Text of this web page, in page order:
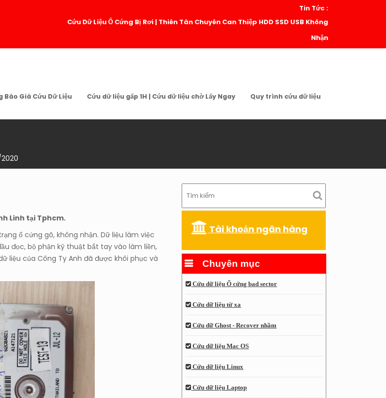
Tin Tức :
Cứu Dữ Liệu Ổ Cứng Bị Rơi | Thiên Tân Chuyên Can Thiệp HDD SSD USB Không
Nhận
Báo Giá Cứu Dữ Liệu Cứu dữ liệu gấp 1H | Cứu dữ liệu chờ Lấy Ngay Quy trình cứu dữ liệu
Linh tại Tphcm.
ổ cứng gõ, không nhận. Dữ liệu làm việc
đọc, bộ phận kỹ thuật bắt tay vào làm liền,
liệu của Công Ty Anh đã được khôi phục và
Tài khoản ngân hàng
Chuyên mục
Cứu dữ liệu Ổ cứng bad sector
Cứu dữ liệu từ xa
Cứu dữ Ghost - Recover nhầm
Cứu dữ liệu Mac OS
Cứu dữ liệu Linux
Cứu dữ liệu Laptop